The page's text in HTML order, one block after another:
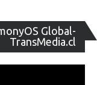
Global-
TransMedia.cl
de